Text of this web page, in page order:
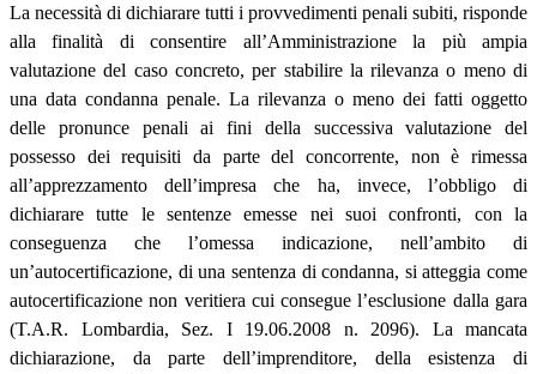
La necessità di dichiarare tutti i provvedimenti penali subiti, risponde
alla finalità di consentire all’Amministrazione la più ampia
valutazione del caso concreto, per stabilire la rilevanza o meno di
una data condanna penale. La rilevanza o meno dei fatti oggetto
delle pronunce penali ai fini della successiva valutazione del
possesso dei requisiti da parte del concorrente, non è rimessa
all’apprezzamento dell’impresa che ha, invece, l’obbligo di
dichiarare tutte le sentenze emesse nei suoi confronti, con la
conseguenza che l’omessa indicazione, nell’ambito di
un’autocertificazione, di una sentenza di condanna, si atteggia come
autocertificazione non veritiera cui consegue l’esclusione dalla gara
(T.A.R. Lombardia, Sez. I 19.06.2008 n. 2096). La mancata
dichiarazione, da parte dell’imprenditore, della esistenza di